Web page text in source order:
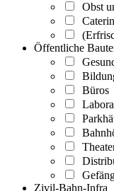
Obst
Öffentliche
Büros
Zivil-Bahn-Infra